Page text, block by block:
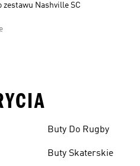
zestawu Nashville SC
Buty Do Rugby
Buty Skaterskie